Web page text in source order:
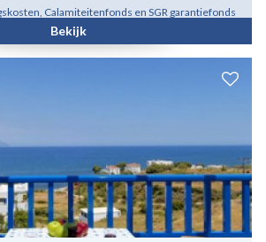
Calamiteitenfonds en SGR garantiefonds
Bekijk